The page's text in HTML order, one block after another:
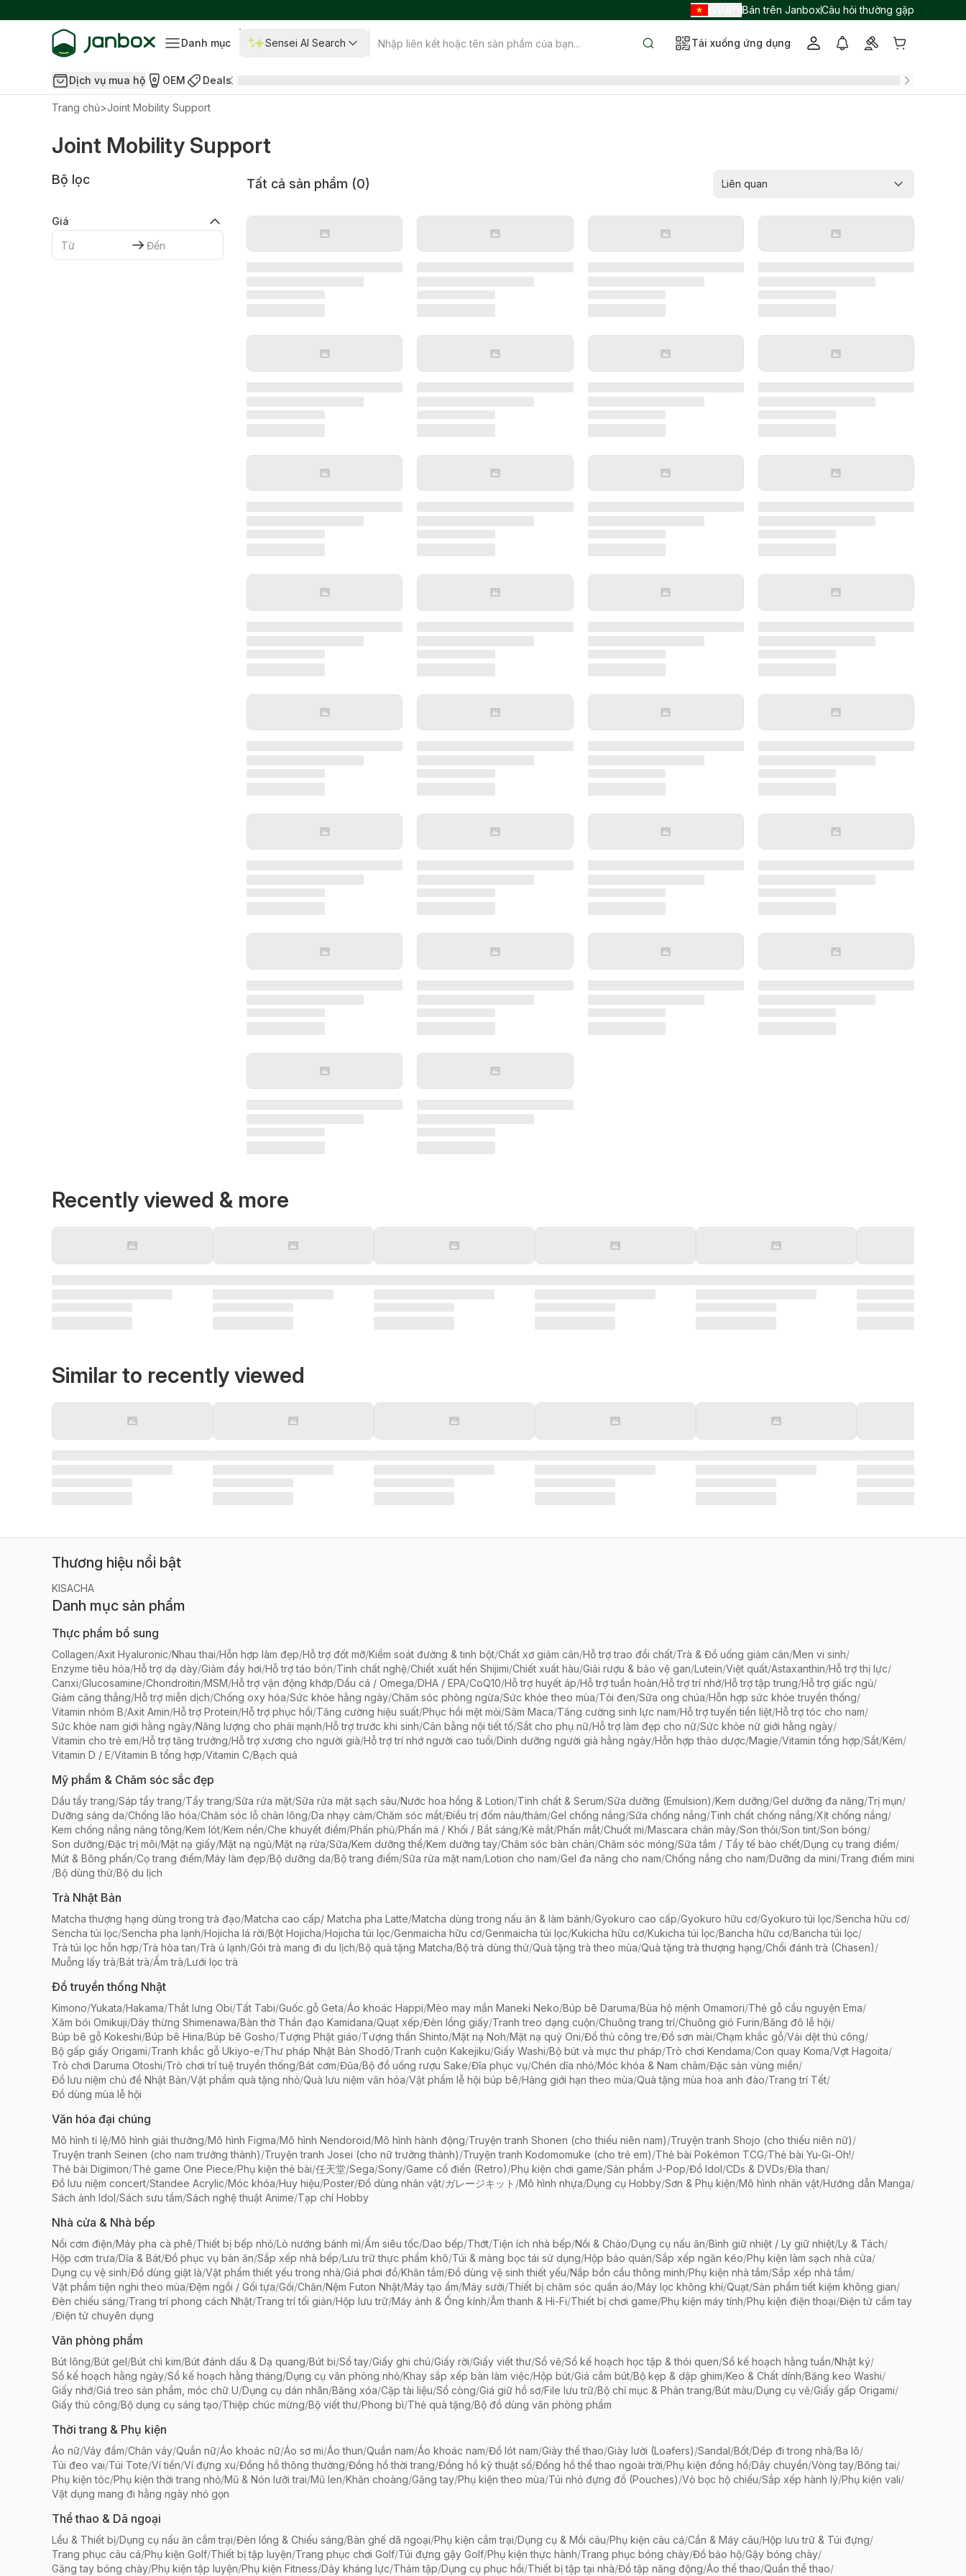
Bán trên JanboxCâu hỏi thường gặp
Danh mục Sensei AI Search Tải xuống ứng dụng
Dịch vụ mua hộ OEM Deals
Trang chủ>Joint Mobility Support
Joint Mobility Support
Bộ lọc
Giá
Tất cả sản phẩm (0) Liên quan
Recently viewed & more
Similar to recently viewed
Thương hiệu nổi bật
KISACHA
Danh mục sản phẩm
Thực phẩm bổ sung
Collagen/Axit Hyaluronic/Nhau thai/Hỗn hợp làm đẹp/Hỗ trợ đốt mỡ/Kiểm soát đường & tinh bột/Chất xơ giảm cân/Hỗ trợ trao đổi chất/Trà & Đồ uống giảm cân/Men vi sinh/
Enzyme tiêu hóa/Hỗ trợ dạ dày/Giảm đầy hơi/Hỗ trợ táo bón/Tinh chất nghệ/Chiết xuất hến Shijimi/Chiết xuất hàu/Giải rượu & bảo vệ gan/Lutein/Việt quất/Astaxanthin/Hỗ trợ thị lực/
Canxi/Glucosamine/Chondroitin/MSM/Hỗ trợ vận động khớp/Dầu cá / Omega/DHA / EPA/CoQ10/Hỗ trợ huyết áp/Hỗ trợ tuần hoàn/Hỗ trợ trí nhớ/Hỗ trợ tập trung/Hỗ trợ giấc ngủ/
Giảm căng thẳng/Hỗ trợ miễn dịch/Chống oxy hóa/Sức khỏe hằng ngày/Chăm sóc phòng ngừa/Sức khỏe theo mùa/Tỏi đen/Sữa ong chúa/Hỗn hợp sức khỏe truyền thống/
Vitamin nhóm B/Axit Amin/Hỗ trợ Protein/Hỗ trợ phục hồi/Tăng cường hiệu suất/Phục hồi mệt mỏi/Sâm Maca/Tăng cường sinh lực nam/Hỗ trợ tuyến tiền liệt/Hỗ trợ tóc cho nam/
Sức khỏe nam giới hằng ngày/Năng lượng cho phái mạnh/Hỗ trợ trước khi sinh/Cân bằng nội tiết tố/Sắt cho phụ nữ/Hỗ trợ làm đẹp cho nữ/Sức khỏe nữ giới hằng ngày/
Vitamin cho trẻ em/Hỗ trợ tăng trưởng/Hỗ trợ xương cho người già/Hỗ trợ trí nhớ người cao tuổi/Dinh dưỡng người già hằng ngày/Hỗn hợp thảo dược/Magie/Vitamin tổng hợp/Sắt/Kẽm/
Vitamin D / E/Vitamin B tổng hợp/Vitamin C/Bạch quả
Mỹ phẩm & Chăm sóc sắc đẹp
Dầu tẩy trang/Sáp tẩy trang/Tẩy trang/Sữa rửa mặt/Sữa rửa mặt sạch sâu/Nước hoa hồng & Lotion/Tinh chất & Serum/Sữa dưỡng (Emulsion)/Kem dưỡng/Gel dưỡng đa năng/Trị mụn/
Dưỡng sáng da/Chống lão hóa/Chăm sóc lỗ chân lông/Da nhạy cảm/Chăm sóc mắt/Điều trị đốm nâu/thâm/Gel chống nắng/Sữa chống nắng/Tinh chất chống nắng/Xịt chống nắng/
Kem chống nắng nâng tông/Kem lót/Kem nền/Che khuyết điểm/Phấn phủ/Phấn má / Khối / Bắt sáng/Kẻ mắt/Phấn mắt/Chuốt mi/Mascara chân mày/Son thỏi/Son tint/Son bóng/
Son dưỡng/Đặc trị môi/Mặt nạ giấy/Mặt nạ ngủ/Mặt nạ rửa/Sữa/Kem dưỡng thể/Kem dưỡng tay/Chăm sóc bàn chân/Chăm sóc móng/Sữa tắm / Tẩy tế bào chết/Dụng cụ trang điểm/
Mút & Bông phấn/Cọ trang điểm/Máy làm đẹp/Bộ dưỡng da/Bộ trang điểm/Sữa rửa mặt nam/Lotion cho nam/Gel đa năng cho nam/Chống nắng cho nam/Dưỡng da mini/Trang điểm mini
/Bộ dùng thử/Bộ du lịch
Trà Nhật Bản
Matcha thượng hạng dùng trong trà đạo/Matcha cao cấp/ Matcha pha Latte/Matcha dùng trong nấu ăn & làm bánh/Gyokuro cao cấp/Gyokuro hữu cơ/Gyokuro túi lọc/Sencha hữu cơ/
Sencha túi lọc/Sencha pha lạnh/Hojicha lá rời/Bột Hojicha/Hojicha túi lọc/Genmaicha hữu cơ/Genmaicha túi lọc/Kukicha hữu cơ/Kukicha túi lọc/Bancha hữu cơ/Bancha túi lọc/
Trà túi lọc hỗn hợp/Trà hòa tan/Trà ủ lạnh/Gói trà mang đi du lịch/Bộ quà tặng Matcha/Bộ trà dùng thử/Quà tặng trà theo mùa/Quà tặng trà thượng hạng/Chổi đánh trà (Chasen)/
Muỗng lấy trà/Bát trà/Ấm trà/Lưới lọc trà
Đồ truyền thống Nhật
Kimono/Yukata/Hakama/Thắt lưng Obi/Tất Tabi/Guốc gỗ Geta/Áo khoác Happi/Mèo may mắn Maneki Neko/Búp bê Daruma/Bùa hộ mệnh Omamori/Thẻ gỗ cầu nguyện Ema/
Xăm bói Omikuji/Dây thừng Shimenawa/Bàn thờ Thần đạo Kamidana/Quạt xếp/Đèn lồng giấy/Tranh treo dạng cuộn/Chuông trang trí/Chuông gió Furin/Băng đô lễ hội/
Búp bê gỗ Kokeshi/Búp bê Hina/Búp bê Gosho/Tượng Phật giáo/Tượng thần Shinto/Mặt nạ Noh/Mặt nạ quỷ Oni/Đồ thủ công tre/Đồ sơn mài/Chạm khắc gỗ/Vải dệt thủ công/
Bộ gấp giấy Origami/Tranh khắc gỗ Ukiyo-e/Thư pháp Nhật Bản Shodō/Tranh cuộn Kakejiku/Giấy Washi/Bộ bút và mực thư pháp/Trò chơi Kendama/Con quay Koma/Vợt Hagoita/
Trò chơi Daruma Otoshi/Trò chơi trí tuệ truyền thống/Bát cơm/Đũa/Bộ đồ uống rượu Sake/Đĩa phục vụ/Chén dĩa nhỏ/Móc khóa & Nam châm/Đặc sản vùng miền/
Đồ lưu niệm chủ đề Nhật Bản/Vật phẩm quà tặng nhỏ/Quà lưu niệm văn hóa/Vật phẩm lễ hội búp bê/Hàng giới hạn theo mùa/Quà tặng mùa hoa anh đào/Trang trí Tết/
Đồ dùng mùa lễ hội
Văn hóa đại chúng
Mô hình tỉ lệ/Mô hình giải thưởng/Mô hình Figma/Mô hình Nendoroid/Mô hình hành động/Truyện tranh Shonen (cho thiếu niên nam)/Truyện tranh Shojo (cho thiếu niên nữ)/
Truyện tranh Seinen (cho nam trưởng thành)/Truyện tranh Josei (cho nữ trưởng thành)/Truyện tranh Kodomomuke (cho trẻ em)/Thẻ bài Pokémon TCG/Thẻ bài Yu-Gi-Oh!/
Thẻ bài Digimon/Thẻ game One Piece/Phụ kiện thẻ bài/任天堂/Sega/Sony/Game cổ điển (Retro)/Phụ kiện chơi game/Sản phẩm J-Pop/Đồ Idol/CDs & DVDs/Đĩa than/
Đồ lưu niệm concert/Standee Acrylic/Móc khóa/Huy hiệu/Poster/Đồ dùng nhân vật/ガレージキット /Mô hình nhựa/Dụng cụ Hobby/Sơn & Phụ kiện/Mô hình nhân vật/Hướng dẫn Manga/
Sách ảnh Idol/Sách sưu tầm/Sách nghệ thuật Anime/Tạp chí Hobby
Nhà cửa & Nhà bếp
Nồi cơm điện/Máy pha cà phê/Thiết bị bếp nhỏ/Lò nướng bánh mì/Ấm siêu tốc/Dao bếp/Thớt/Tiện ích nhà bếp/Nồi & Chảo/Dụng cụ nấu ăn/Bình giữ nhiệt / Ly giữ nhiệt/Ly & Tách/
Hộp cơm trưa/Dĩa & Bát/Đồ phục vụ bàn ăn/Sắp xếp nhà bếp/Lưu trữ thực phẩm khô/Túi & màng bọc tái sử dụng/Hộp bảo quản/Sắp xếp ngăn kéo/Phụ kiện làm sạch nhà cửa/
Dụng cụ vệ sinh/Đồ dùng giặt là/Vật phẩm thiết yếu trong nhà/Giá phơi đồ/Khăn tắm/Đồ dùng vệ sinh thiết yếu/Nắp bồn cầu thông minh/Phụ kiện nhà tắm/Sắp xếp nhà tắm/
Vật phẩm tiện nghi theo mùa/Đệm ngồi / Gối tựa/Gối/Chăn/Nệm Futon Nhật/Máy tạo ẩm/Máy sưởi/Thiết bị chăm sóc quần áo/Máy lọc không khí/Quạt/Sản phẩm tiết kiệm không gian/
Đèn chiếu sáng/Trang trí phong cách Nhật/Trang trí tối giản/Hộp lưu trữ/Máy ảnh & Ống kính/Âm thanh & Hi-Fi/Thiết bị chơi game/Phụ kiện máy tính/Phụ kiện điện thoại/Điện tử cầm tay
/Điện tử chuyên dụng
Văn phòng phẩm
Bút lông/Bút gel/Bút chì kim/Bút đánh dấu & Dạ quang/Bút bi/Sổ tay/Giấy ghi chú/Giấy rời/Giấy viết thư/Sổ vẽ/Sổ kế hoạch học tập & thói quen/Sổ kế hoạch hằng tuần/Nhật ký/
Sổ kế hoạch hằng ngày/Sổ kế hoạch hằng tháng/Dụng cụ văn phòng nhỏ/Khay sắp xếp bàn làm việc/Hộp bút/Giá cắm bút/Bộ kẹp & dập ghim/Keo & Chất dính/Băng keo Washi/
Giấy nhớ/Giá treo sản phẩm, móc chữ U/Dụng cụ dán nhãn/Băng xóa/Cặp tài liệu/Sổ còng/Giá giữ hồ sơ/File lưu trữ/Bộ chỉ mục & Phân trang/Bút màu/Dụng cụ vẽ/Giấy gấp Origami/
Giấy thủ công/Bộ dụng cụ sáng tạo/Thiệp chúc mừng/Bộ viết thư/Phong bì/Thẻ quà tặng/Bộ đồ dùng văn phòng phẩm
Thời trang & Phụ kiện
Áo nữ/Váy đầm/Chân váy/Quần nữ/Áo khoác nữ/Áo sơ mi/Áo thun/Quần nam/Áo khoác nam/Đồ lót nam/Giày thể thao/Giày lười (Loafers)/Sandal/Bốt/Dép đi trong nhà/Ba lô/
Túi đeo vai/Túi Tote/Ví tiền/Ví đựng xu/Đồng hồ thông thường/Đồng hồ thời trang/Đồng hồ kỹ thuật số/Đồng hồ thể thao ngoài trời/Phụ kiện đồng hồ/Dây chuyền/Vòng tay/Bông tai/
Phụ kiện tóc/Phụ kiện thời trang nhỏ/Mũ & Nón lưỡi trai/Mũ len/Khăn choàng/Găng tay/Phụ kiện theo mùa/Túi nhỏ đựng đồ (Pouches)/Vỏ bọc hộ chiếu/Sắp xếp hành lý/Phụ kiện vali/
Vật dụng mang đi hằng ngày nhỏ gọn
Thể thao & Dã ngoại
Lều & Thiết bị/Dụng cụ nấu ăn cắm trại/Đèn lồng & Chiếu sáng/Bàn ghế dã ngoại/Phụ kiện cắm trại/Dụng cụ & Mồi câu/Phụ kiện câu cá/Cần & Máy câu/Hộp lưu trữ & Túi đựng/
Trang phục câu cá/Phụ kiện Golf/Thiết bị tập luyện/Trang phục chơi Golf/Túi đựng gậy Golf/Phụ kiện thực hành/Trang phục bóng chày/Đồ bảo hộ/Gậy bóng chày/
Găng tay bóng chày/Phụ kiện tập luyện/Phụ kiện Fitness/Dây kháng lực/Thảm tập/Dụng cụ phục hồi/Thiết bị tập tại nhà/Đồ tập năng động/Áo thể thao/Quần thể thao/